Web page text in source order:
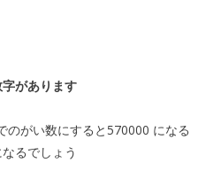
があります
がい数にすると570000 になる
るでしょう